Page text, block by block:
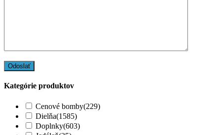
Kategórie produktov
Cenové bomby(229)
Dielňa(1585)
Doplnky(603)